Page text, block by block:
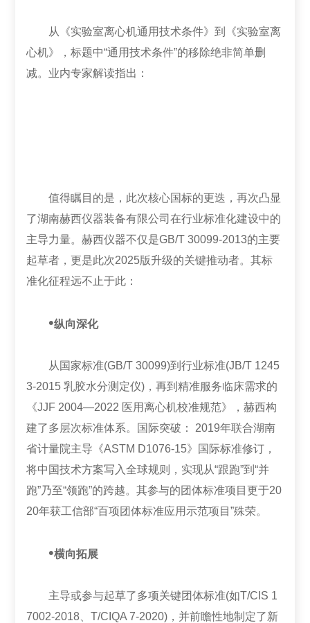
从《实验室离心机通用技术条件》到《实验室离
心机》，标题中“通用技术条件”的移除绝非简单删
减。业内专家解读指出：
值得瞩目的是，此次核心国标的更迭，再次凸显
了湖南赫西仪器装备有限公司在行业标准化建设中的
主导力量。赫西仪器不仅是GB/T 30099-2013的主要
起草者，更是此次2025版升级的关键推动者。其标
准化征程远不止于此：
•纵向深化
从国家标准(GB/T 30099)到行业标准(JB/T 1245
3-2015 乳胶水分测定仪)，再到精准服务临床需求的
《JJF 2004—2022 医用离心机校准规范》，赫西构
建了多层次标准体系。国际突破： 2019年联合湖南
省计量院主导《ASTM D1076-15》国际标准修订，
将中国技术方案写入全球规则，实现从“跟跑”到“并
跑”乃至“领跑”的跨越。其参与的团体标准项目更于20
20年获工信部“百项团体标准应用示范项目”殊荣。
•横向拓展
主导或参与起草了多项关键团体标准(如T/CIS 1
7002-2018、T/CIQA 7-2020)，并前瞻性地制定了新